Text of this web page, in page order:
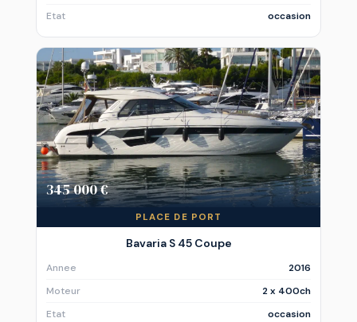
Etat
occasion
345 000 €
PLACE DE PORT
Bavaria S 45 Coupe
Annee
2016
Moteur
2 x 400ch
Etat
occasion